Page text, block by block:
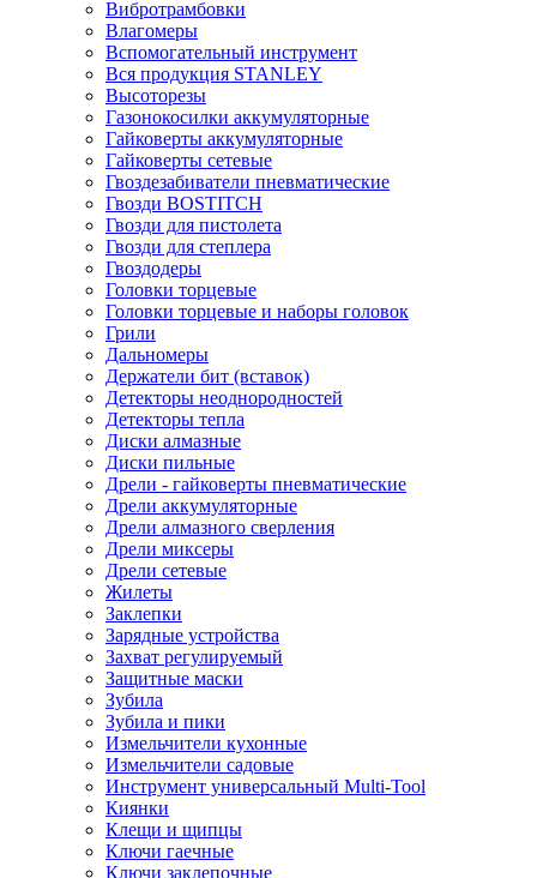
Вибротрамбовки
Влагомеры
Вспомогательный инструмент
Вся продукция STANLEY
Высоторезы
Газонокосилки аккумуляторные
Гайковерты аккумуляторные
Гайковерты сетевые
Гвоздезабиватели пневматические
Гвозди BOSTITCH
Гвозди для пистолета
Гвозди для степлера
Гвоздодеры
Головки торцевые
Головки торцевые и наборы головок
Грили
Дальномеры
Держатели бит (вставок)
Детекторы неоднородностей
Детекторы тепла
Диски алмазные
Диски пильные
Дрели - гайковерты пневматические
Дрели аккумуляторные
Дрели алмазного сверления
Дрели миксеры
Дрели сетевые
Жилеты
Заклепки
Зарядные устройства
Захват регулируемый
Защитные маски
Зубила
Зубила и пики
Измельчители кухонные
Измельчители садовые
Инструмент универсальный Multi-Tool
Киянки
Клещи и щипцы
Ключи гаечные
Ключи заклепочные